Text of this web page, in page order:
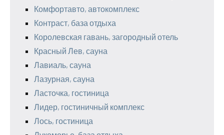
Комфортавто, автокомплекс
Контраст, база отдыха
Королевская гавань, загородный отель
Красный Лев, сауна
Лавиаль, сауна
Лазурная, сауна
Ласточка, гостиница
Лидер, гостиничный комплекс
Лось, гостиница